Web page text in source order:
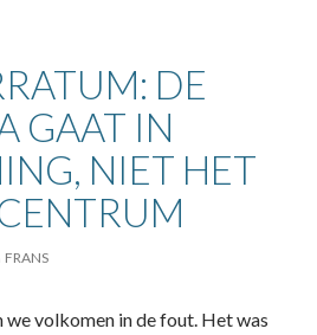
DE
GAAT IN
NIET HET
FRANS
volkomen in de fout. Het was